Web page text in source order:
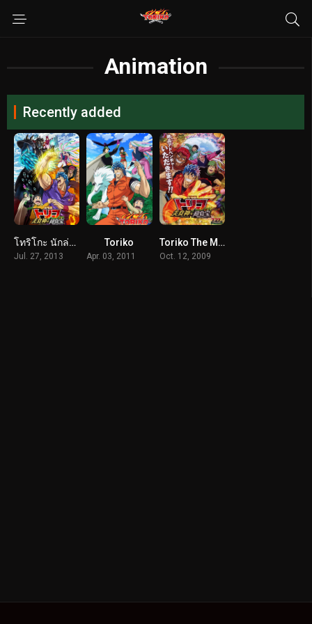
Animation
Recently added
โทริโกะ นักล่าอาหาร เดอะมูฟวี่2 เมนูพิเศษของเหล่านักล่าอาหาร ซับไทย (2013) Toriko the Movie: Secret Recipe of Gourmet God!
Jul. 27, 2013
Toriko
Apr. 03, 2011
Toriko The Movie โทริโกะ นักล่าอาหาร เดอะมูฟวี่1 จุดเริ่มต้นของการผจญภัยในโลกกรูเมต์ พากย์ไทย
Oct. 12, 2009